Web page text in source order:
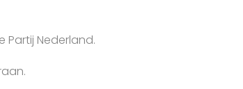
Partij Nederland.